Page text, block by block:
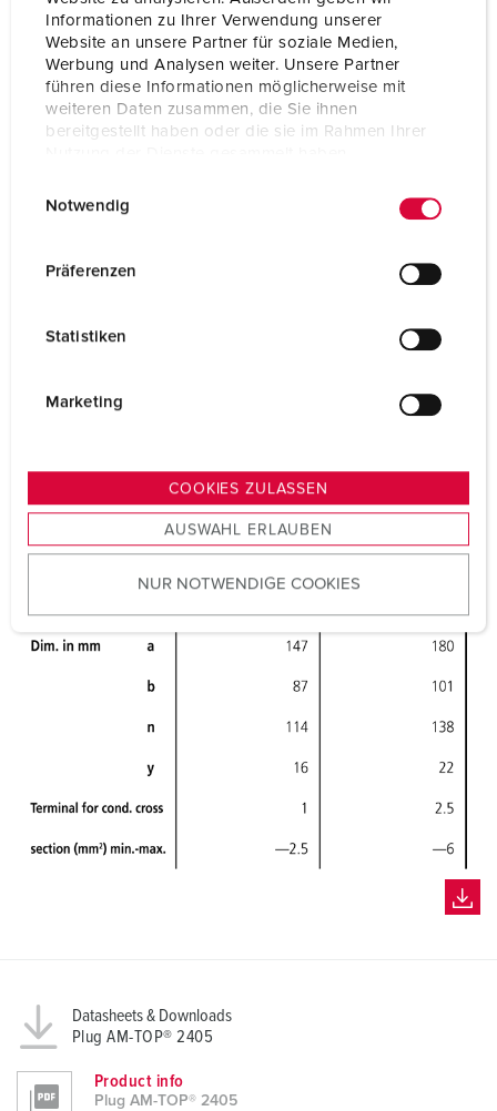
Informationen zu Ihrer Verwendung unserer
Website an unsere Partner für soziale Medien,
Werbung und Analysen weiter. Unsere Partner
führen diese Informationen möglicherweise mit
weiteren Daten zusammen, die Sie ihnen
bereitgestellt haben oder die sie im Rahmen Ihrer
s
u
w
a
Notwendig
Präferenzen
Statistiken
Marketing
COOKIES ZULASSEN
AUSWAHL ERLAUBEN
NUR NOTWENDIGE COOKIES
Screw terminals
Contact
highly heat resistant contact carrier
nickel plated contacts
Protection type IP67
Datasheets & Downloads
Plug AM-TOP® 2405
Product info
Plug AM-TOP® 2405